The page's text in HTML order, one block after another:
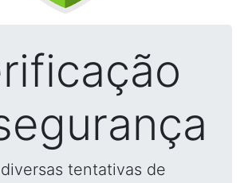
tentativas de